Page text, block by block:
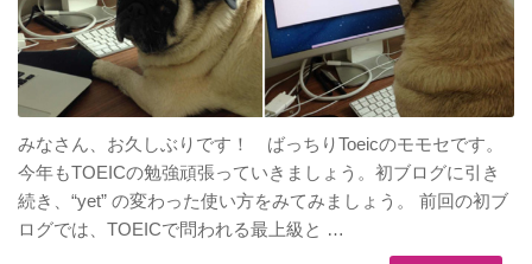
みなさん、お久しぶりです！ ばっちりToeicのモモセです。
今年もTOEICの勉強頑張っていきましょう。初ブログに引き
続き、“yet” の変わった使い方をみてみましょう。 前回の初ブ
ログでは、TOEICで問われる最上級と …